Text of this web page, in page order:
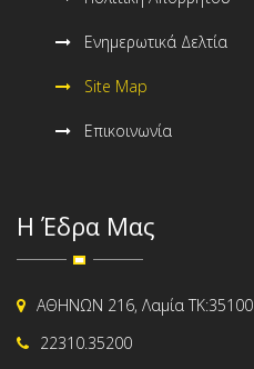
Ενημερωτικά Δελτία
Site Map
Επικοινωνία
Η Έδρα Μας
ΑΘΗΝΩΝ 216, Λαμία ΤΚ:35100
22310.35200